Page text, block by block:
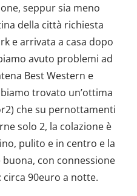
seppur sia meno
della città richiesta
e arrivata a casa dopo
avuto problemi ad
Best Western e
trovato un’ottima
che su pernottamenti
solo 2, la colazione è
pulito e in centro e la
con connessione
90euro a notte.